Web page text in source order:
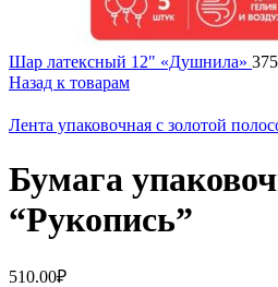
Шар латексный 12" «Душнила»
Назад к товарам
Лента упаковочная с золотой
Бумага
“Рукопись”
510.00₽